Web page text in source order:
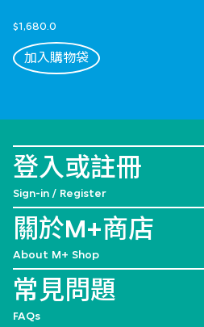
$1,680.0
加入購物袋
登入或註冊
Sign-in / Register
關於M+商店
About M+ Shop
常見問題
FAQs